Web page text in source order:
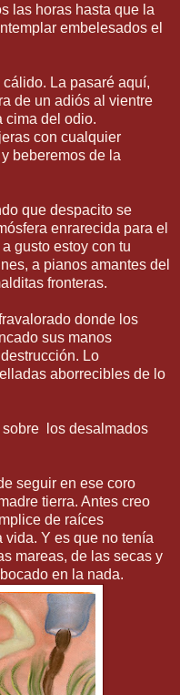
las horas hasta que la
embelesados el
La pasaré aquí,
de un adiós al vientre
cima del odio.
con cualquier
beberemos de la
que despacito se
enrarecida para el
gusto estoy con tu
a pianos amantes del
fronteras.
donde los
sus manos
Lo
aborrecibles de lo
sobre los desalmados
seguir en ese coro
tierra. Antes creo
de raíces
Y es que no tenía
mareas, de las secas y
en la nada.